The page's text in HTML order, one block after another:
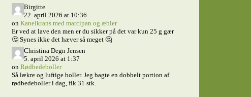
Birgitte
22. april 2026 at 10:36
on Kanelkrans med marcipan og æbler
Er ved at lave den men er du sikker på det var kun 25 g gær
🤔 Synes ikke det hæver så meget 🤔
Christina Degn Jensen
5. april 2026 at 1:37
on Rødbedeboller
Så lækre og luftige boller. Jeg bagte en dobbelt portion af
rødbedeboller i dag, fik 31 stk.